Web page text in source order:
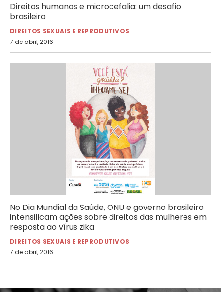
Direitos humanos e microcefalia: um desafio
brasileiro
DIREITOS SEXUAIS E REPRODUTIVOS
7 de abril, 2016
No Dia Mundial da Saúde, ONU e governo brasileiro
intensificam ações sobre direitos das mulheres em
resposta ao vírus zika
DIREITOS SEXUAIS E REPRODUTIVOS
7 de abril, 2016